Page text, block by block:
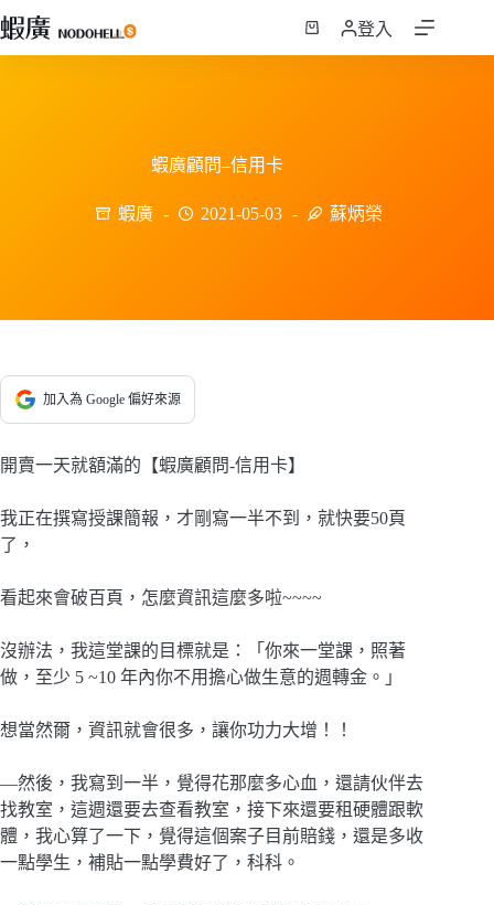
跳
至
登入
蝦廣顧問–信用卡
蝦廣 2021-05-03 蘇炳榮
加入為 Google 偏好來源
開賣一天就額滿的【蝦廣顧問-信用卡】
我正在撰寫授課簡報，才剛寫一半不到，就快要50頁
了，
看起來會破百頁，怎麼資訊這麼多啦~~~~
沒辦法，我這堂課的目標就是：「你來一堂課，照著
做，至少 5 ~10 年內你不用擔心做生意的週轉金。」
想當然爾，資訊就會很多，讓你功力大增！！
—然後，我寫到一半，覺得花那麼多心血，還請伙伴去
找教室，這週還要去查看教室，接下來還要租硬體跟軟
體，我心算了一下，覺得這個案子目前賠錢，還是多收
一點學生，補貼一點學費好了，科科。